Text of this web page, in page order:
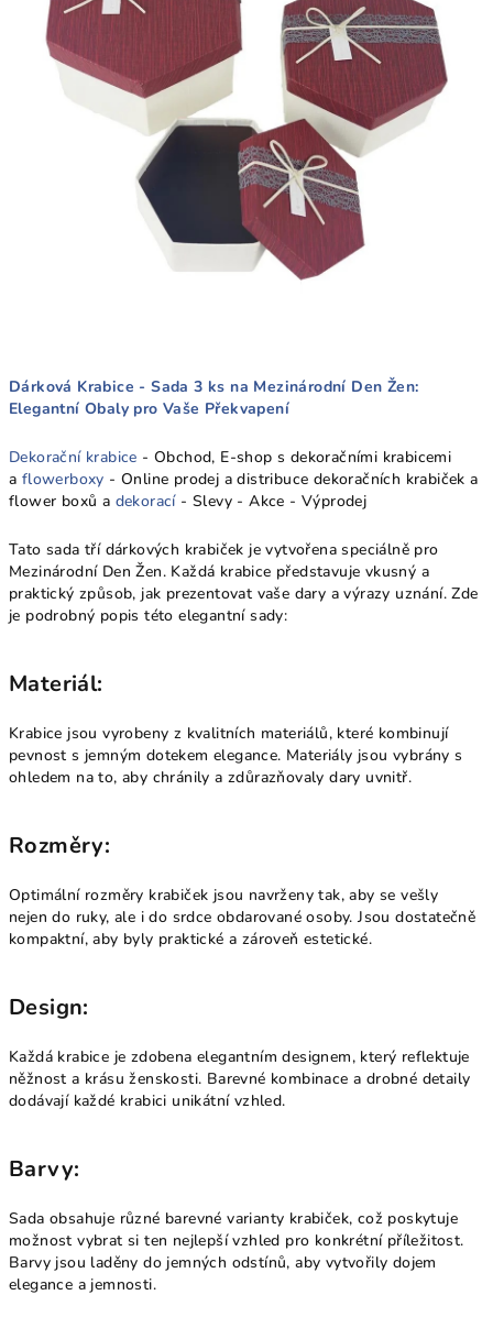
Dárková Krabice - Sada 3 ks na Mezinárodní Den Žen:
Elegantní Obaly pro Vaše Překvapení
Dekorační krabice - Obchod, E-shop s dekoračními krabicemi
a flowerboxy - Online prodej a distribuce dekoračních krabiček a
flower boxů a dekorací- Slevy - Akce - Výprodej
Tato sada tří dárkových krabiček je vytvořena speciálně pro
Mezinárodní Den Žen. Každá krabice představuje vkusný a
praktický způsob, jak prezentovat vaše dary a výrazy uznání. Zde
je podrobný popis této elegantní sady:
Materiál:
Krabice jsou vyrobeny z kvalitních materiálů, které kombinují
pevnost s jemným dotekem elegance. Materiály jsou vybrány s
ohledem na to, aby chránily a zdůrazňovaly dary uvnitř.
Rozměry:
Optimální rozměry krabiček jsou navrženy tak, aby se vešly
nejen do ruky, ale i do srdce obdarované osoby. Jsou dostatečně
kompaktní, aby byly praktické a zároveň estetické.
Design:
Každá krabice je zdobena elegantním designem, který reflektuje
něžnost a krásu ženskosti. Barevné kombinace a drobné detaily
dodávají každé krabici unikátní vzhled.
Barvy:
Sada obsahuje různé barevné varianty krabiček, což poskytuje
možnost vybrat si ten nejlepší vzhled pro konkrétní příležitost.
Barvy jsou laděny do jemných odstínů, aby vytvořily dojem
elegance a jemnosti.